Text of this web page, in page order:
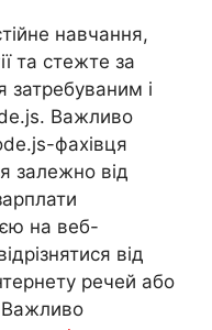
навчання,
та стежте за
і
Важливо
фахівця
залежно від
на веб-
від
речей або
Важливо